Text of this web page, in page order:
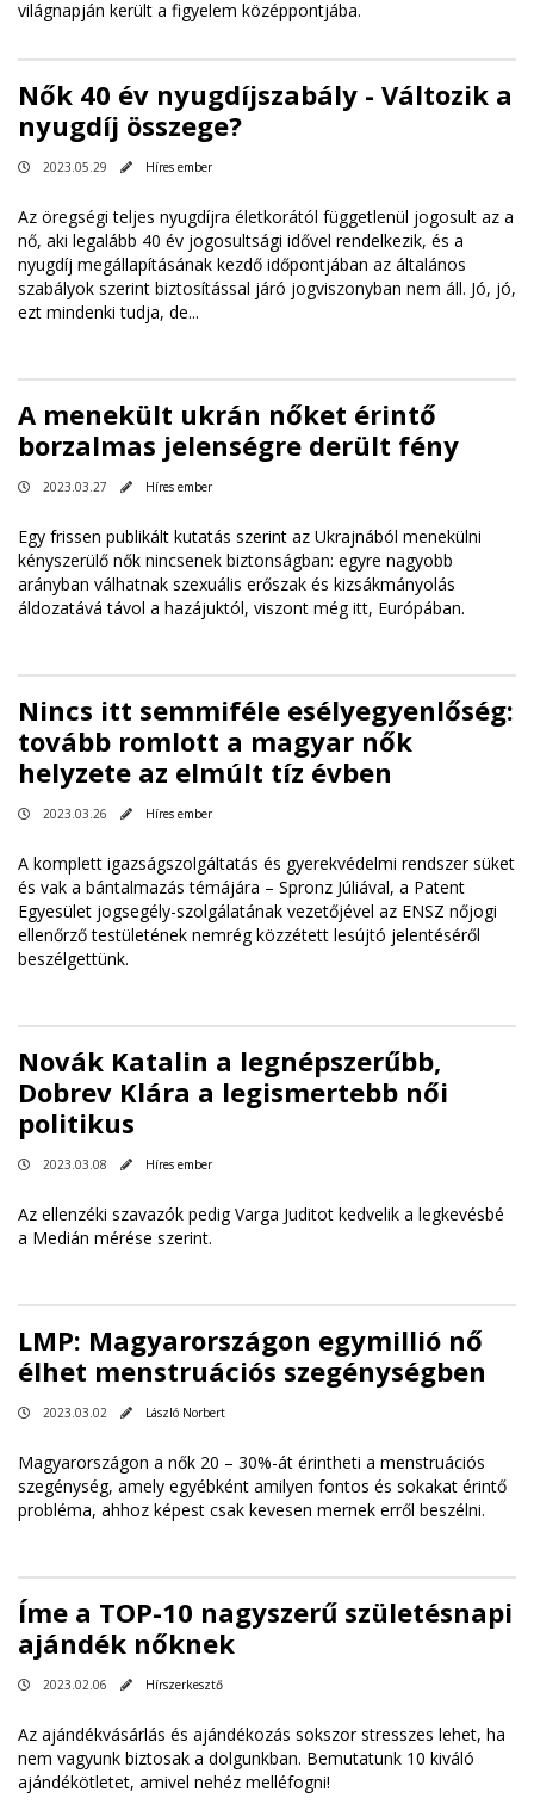
világnapján került a figyelem középpontjába.
Nők 40 év nyugdíjszabály - Változik a
nyugdíj összege?
2023.05.29 Híres ember
Az öregségi teljes nyugdíjra életkorától függetlenül jogosult az a
nő, aki legalább 40 év jogosultsági idővel rendelkezik, és a
nyugdíj megállapításának kezdő időpontjában az általános
szabályok szerint biztosítással járó jogviszonyban nem áll. Jó, jó,
ezt mindenki tudja, de...
A menekült ukrán nőket érintő
borzalmas jelenségre derült fény
2023.03.27 Híres ember
Egy frissen publikált kutatás szerint az Ukrajnából menekülni
kényszerülő nők nincsenek biztonságban: egyre nagyobb
arányban válhatnak szexuális erőszak és kizsákmányolás
áldozatává távol a hazájuktól, viszont még itt, Európában.
Nincs itt semmiféle esélyegyenlőség:
tovább romlott a magyar nők
helyzete az elmúlt tíz évben
2023.03.26 Híres ember
A komplett igazságszolgáltatás és gyerekvédelmi rendszer süket
és vak a bántalmazás témájára – Spronz Júliával, a Patent
Egyesület jogsegély-szolgálatának vezetőjével az ENSZ nőjogi
ellenőrző testületének nemrég közzétett lesújtó jelentéséről
beszélgettünk.
Novák Katalin a legnépszerűbb,
Dobrev Klára a legismertebb női
politikus
2023.03.08 Híres ember
Az ellenzéki szavazók pedig Varga Juditot kedvelik a legkevésbé
a Medián mérése szerint.
LMP: Magyarországon egymillió nő
élhet menstruációs szegénységben
2023.03.02 László Norbert
Magyarországon a nők 20 – 30%-át érintheti a menstruációs
szegénység, amely egyébként amilyen fontos és sokakat érintő
probléma, ahhoz képest csak kevesen mernek erről beszélni.
Íme a TOP-10 nagyszerű születésnapi
ajándék nőknek
2023.02.06 Hírszerkesztő
Az ajándékvásárlás és ajándékozás sokszor stresszes lehet, ha
nem vagyunk biztosak a dolgunkban. Bemutatunk 10 kiváló
ajándékötletet, amivel nehéz melléfogni!